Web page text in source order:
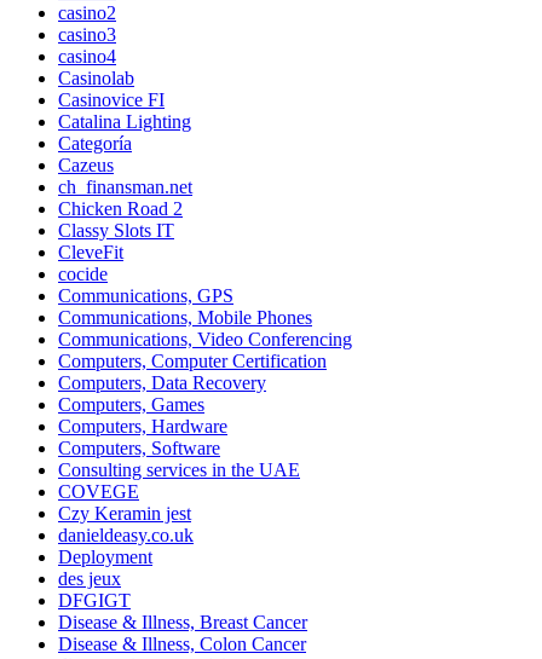
casino2
casino3
casino4
Casinolab
Casinovice FI
Catalina Lighting
Categoría
Cazeus
ch_finansman.net
Chicken Road 2
Classy Slots IT
CleveFit
cocide
Communications, GPS
Communications, Mobile Phones
Communications, Video Conferencing
Computers, Computer Certification
Computers, Data Recovery
Computers, Games
Computers, Hardware
Computers, Software
Consulting services in the UAE
COVEGE
Czy Keramin jest
danieldeasy.co.uk
Deployment
des jeux
DFGIGT
Disease & Illness, Breast Cancer
Disease & Illness, Colon Cancer